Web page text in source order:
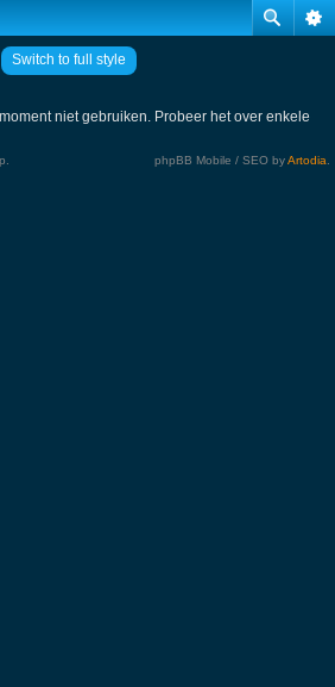
Switch to full style
niet gebruiken. Probeer het over enkele
phpBB Mobile / SEO byArtodia